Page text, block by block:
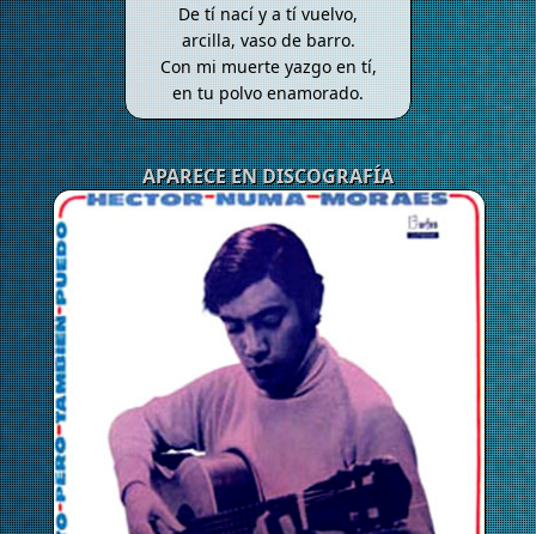
De tí nací y a tí vuelvo,
arcilla, vaso de barro.
Con mi muerte yazgo en tí,
en tu polvo enamorado.
APARECE EN DISCOGRAFÍA